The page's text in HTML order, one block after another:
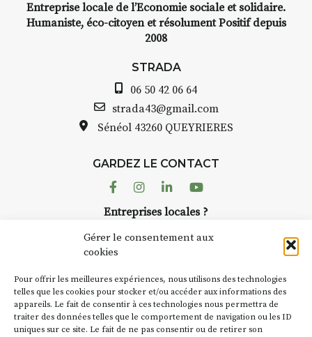
Gérer le consentement aux
cookies
Pour offrir les meilleures expériences, nous utilisons des technologies
telles que les cookies pour stocker et/ou accéder aux informations des
appareils. Le fait de consentir à ces technologies nous permettra de
traiter des données telles que le comportement de navigation ou les ID
uniques sur ce site. Le fait de ne pas consentir ou de retirer son
Entreprise locale de l’Economie sociale et solidaire.
Humaniste, éco-citoyen et résolument Positif depuis
2008
STRADA
06 50 42 06 64
strada43@gmail.com
Sénéol 43260 QUEYRIERES
GARDEZ LE CONTACT
FacebookInstagram
LinkedinYoutube
Entreprises locales ?
Suivez toute l'actu de Strada